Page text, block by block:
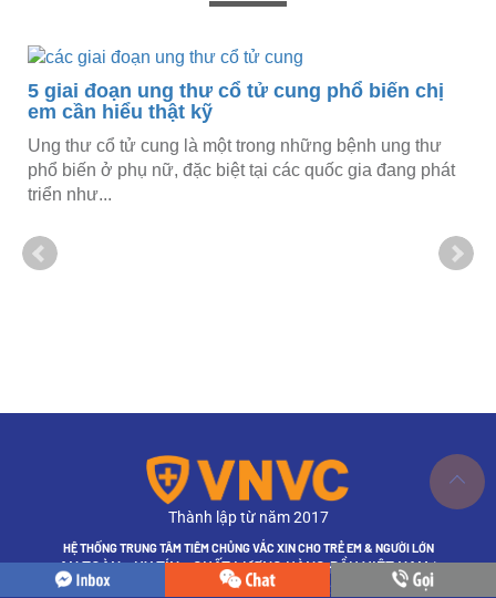
ung thư cổ tử cung phổ biến chị
thật kỹ
tử cung là một trong những bệnh ung thư
phụ nữ, đặc biệt tại các quốc gia đang phát
Thành lập từ năm 2017
HỆ THỐNG TRUNG TÂM TIÊM CHỦNG VẮC XIN CHO TRẺ EM & NGƯỜI LỚN
AN TOÀN - UY TÍN - CHẤT LƯỢNG HÀNG ĐẦU VIỆT NAM *
* Bình chọn của Vietnam Report 2025